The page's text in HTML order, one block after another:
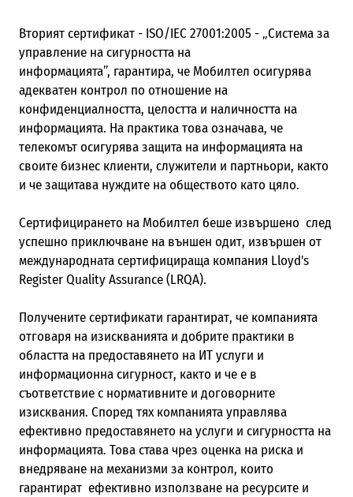
Вторият сертификат - ISO/IEC 27001:2005 - „Система за
управление на сигурността на
информацията”, гарантира, че Мобилтел осигурява
адекватен контрол по отношение на
конфиденциалността, целостта и наличността на
информацията. На практика това означава, че
телекомът осигурява защита на информацията на
своите бизнес клиенти, служители и партньори, както
и че защитава нуждите на обществото като цяло.
Сертифицирането на Мобилтел беше извършено след
успешно приключване на външен одит, извършен от
международната сертифицираща компания Lloyd's
Register Quality Assurance (LRQA).
Получените сертификати гарантират, че компанията
отговаря на изискванията и добрите практики в
областта на предоставянето на ИТ услуги и
информационна сигурност, както и че е в
съответствие с нормативните и договорните
изисквания. Според тях компанията управлява
ефективно предоставянето на услуги и сигурността на
информацията. Това става чрез оценка на риска и
внедряване на механизми за контрол, които
гарантират ефективно използване на ресурсите и